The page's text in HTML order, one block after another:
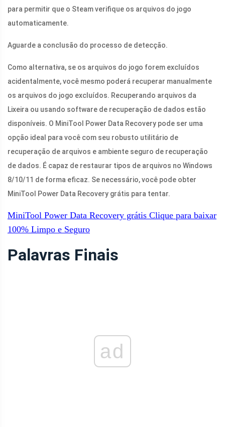
para permitir que o Steam verifique os arquivos do jogo
automaticamente.
Aguarde a conclusão do processo de detecção.
Como alternativa, se os arquivos do jogo forem excluídos
acidentalmente, você mesmo poderá recuperar manualmente
os arquivos do jogo excluídos. Recuperando arquivos da
Lixeira ou usando software de recuperação de dados estão
disponíveis. O MiniTool Power Data Recovery pode ser uma
opção ideal para você com seu robusto utilitário de
recuperação de arquivos e ambiente seguro de recuperação
de dados. É capaz de restaurar tipos de arquivos no Windows
8/10/11 de forma eficaz. Se necessário, você pode obter
MiniTool Power Data Recovery grátis para tentar.
MiniTool Power Data Recovery grátis Clique para baixar
100% Limpo e Seguro
Palavras Finais
ad